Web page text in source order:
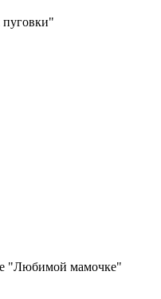
"Любимой мамочке"